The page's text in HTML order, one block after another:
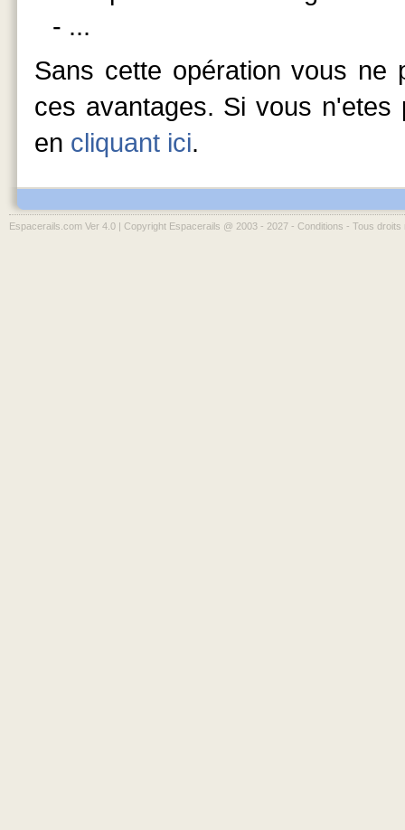
- ...
Sans cette opération vous ne
ces avantages. Si vous
en cliquant ici.
Espacerails.com Ver 4.0 | Copyright Espacerails @ 2003 - 2027 - Conditions - Tous droits